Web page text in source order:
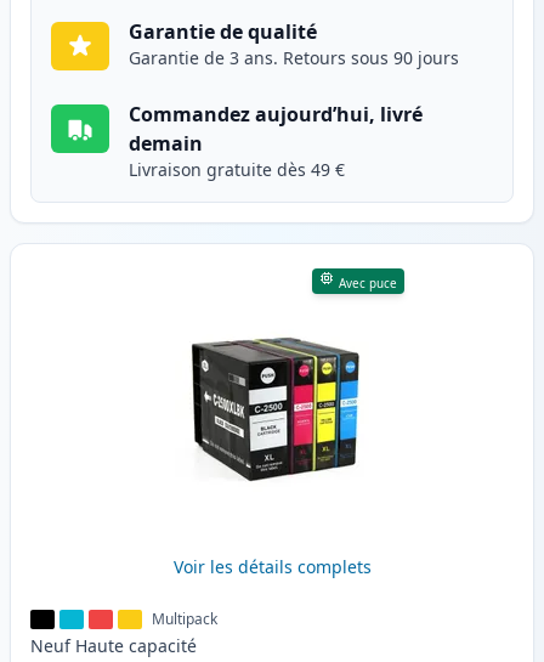
Garantie de qualité
Garantie de 3 ans. Retours sous 90 jours
Commandez aujourd’hui, livré
demain
Livraison gratuite dès 49 €
Avec puce
Voir les détails complets
Multipack
Neuf Haute capacité